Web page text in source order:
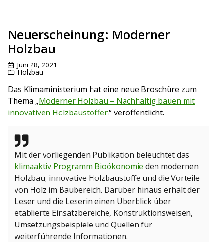
Neuerscheinung: Moderner
Holzbau
Juni 28, 2021
Holzbau
Das Klimaministerium hat eine neue Broschüre zum
Thema „Moderner Holzbau – Nachhaltig bauen mit
innovativen Holzbaustoffen“ veröffentlicht.
Mit der vorliegenden Publikation beleuchtet das
klimaaktiv Programm Bioökonomie den modernen
Holzbau, innovative Holzbaustoffe und die Vorteile
von Holz im Baubereich. Darüber hinaus erhält der
Leser und die Leserin einen Überblick über
etablierte Einsatzbereiche, Konstruktionsweisen,
Umsetzungsbeispiele und Quellen für
weiterführende Informationen.